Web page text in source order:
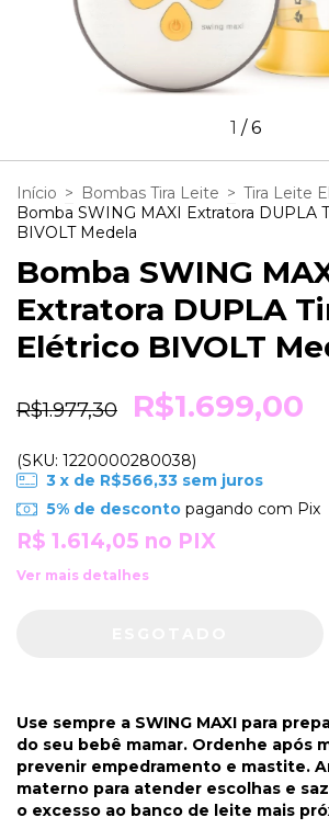
1 /6
Início > Bombas Tira Leite > Tira Leite
Bomba SWING MAXI Extratora DUPLA
BIVOLT Medela
Bomba SWING
Extratora DUPLA
Elétrico BIVOLT
R$1.977,30 R$1.699,00
(SKU: 1220000280038)
3 x de R$566,33 sem juros
5% de descontopagando com Pix
R$ 1.614,05 no PIX
Ver mais detalhes
Use sempre a SWING MAXI para
do seu bebê mamar. Ordenhe após
prevenir empedramento e mastite.
materno para atender escolhas e
o excesso ao banco de leite mais